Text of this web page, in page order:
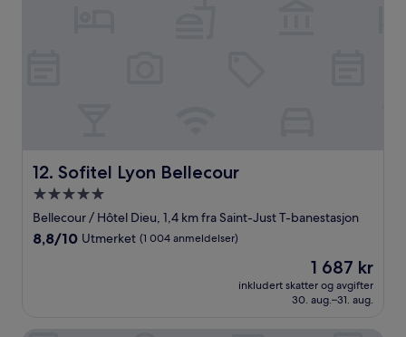
12. Sofitel Lyon Bellecour
Sofitel Lyon Bellecour
Overnattingssted
med
5.0
Bellecour / Hôtel Dieu, 1,4 km fra Saint-Just T-banestasjon
8.8
8,8/10 Utmerket (1 004 anmeldelser)
Prisen
er
1 687 kr
1 687 kr
inkludert skatter og avgifter
30. aug.–31. aug.